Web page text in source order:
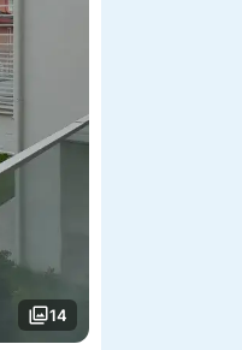
photo_library14